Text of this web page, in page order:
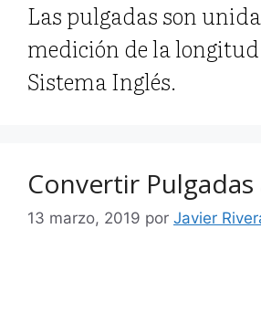
Las pulgadas son
medición de la longitud
Sistema Inglés.
Convertir
13 marzo, 2019 por Javier